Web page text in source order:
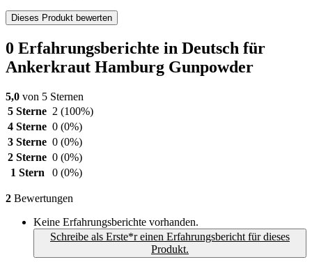
Dieses Produkt bewerten
0 Erfahrungsberichte in Deutsch für
Ankerkraut Hamburg Gunpowder
5,0 von 5 Sternen
5 Sterne 2 (100%)
4 Sterne 0 (0%)
3 Sterne 0 (0%)
2 Sterne 0 (0%)
1 Stern
0 (0%)
2 Bewertungen
Keine Erfahrungsberichte vorhanden.
Schreibe als Erste*r einen Erfahrungsbericht für dieses
Produkt.